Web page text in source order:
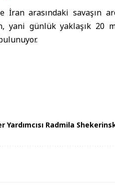
arasındaki savaşın
günlük yaklaşık 20
Yardımcısı Radmila